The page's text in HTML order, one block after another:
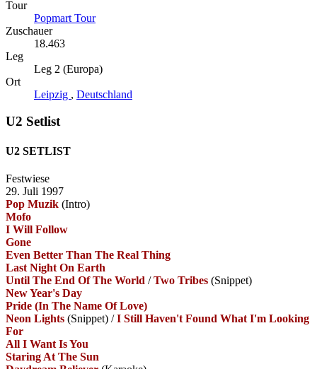
Tour
Popmart Tour
Zuschauer
18.463
Leg
Leg 2 (Europa)
Ort
Leipzig , Deutschland
U2 Setlist
U2 SETLIST
Festwiese
29. Juli 1997
Pop Muzik (Intro)
Mofo
I Will Follow
Gone
Even Better Than The Real Thing
Last Night On Earth
Until The End Of The World /Two Tribes (Snippet)
New Year's Day
Pride (In The Name Of Love)
Neon Lights (Snippet) /I Still Haven't Found What I'm Looking
For
All I Want Is You
Staring At The Sun